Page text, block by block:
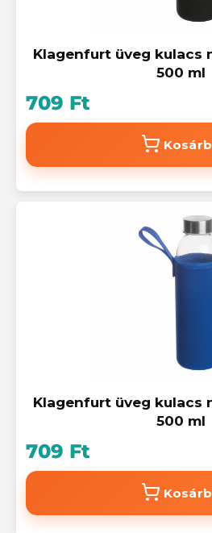
Klagenfurt üveg kulacs
500 ml
709 Ft
Klagenfurt üveg kulacs
500 ml
709 Ft